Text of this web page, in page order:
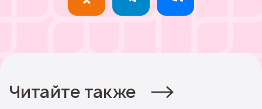
Читайте также